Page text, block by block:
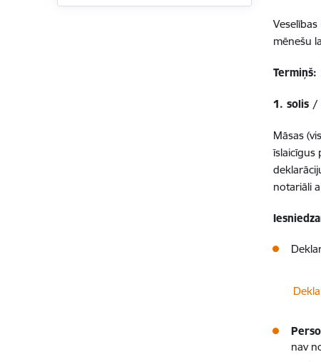
mēnešu
Termiņš:
1. solis /
Māsas
īslaicīgus
notariāli
nav